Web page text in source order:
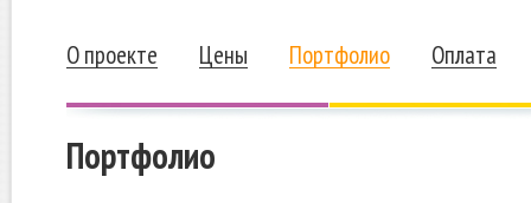
О проекте Цены Портфолио Оплата
Портфолио